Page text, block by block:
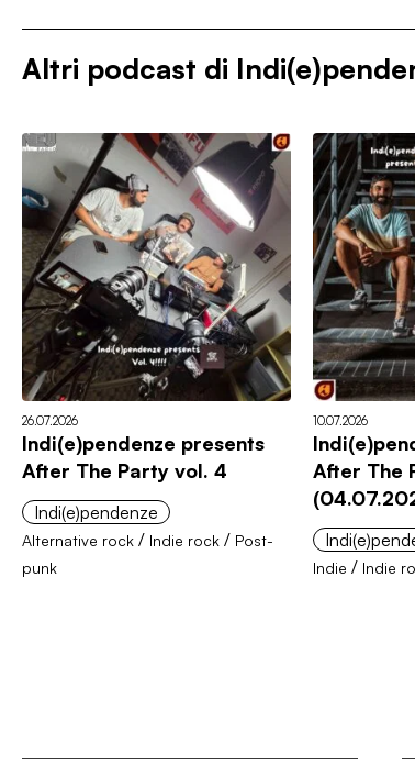
Altri podcast di
26.07.2026
Indi(e)pendenze presents
After The Party vol. 4
Indi(e)pendenze
Alternative rock / Indie rock / Post-
punk
10.07.2026
After The
Indie / Indie